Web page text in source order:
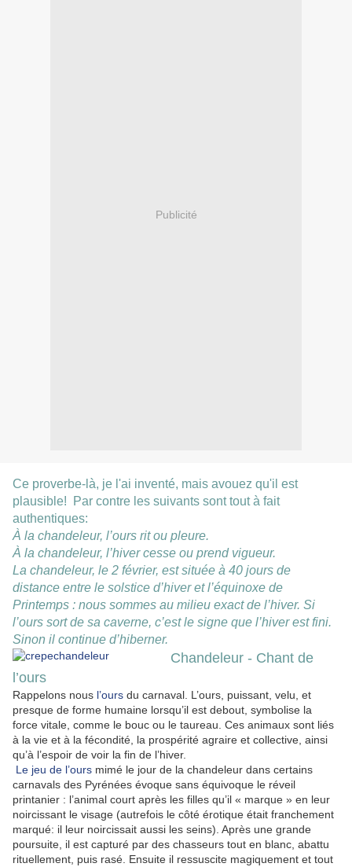
Publicité
Ce proverbe-là, je l'ai inventé, mais avouez qu'il est
plausible! Par contre les suivants sont tout à fait
authentiques:
À la chandeleur, l’ours rit ou pleure.
À la chandeleur, l’hiver cesse ou prend vigueur.
La chandeleur, le 2 février, est située à 40 jours de
distance entre le solstice d’hiver et l’équinoxe de
Printemps : nous sommes au milieu exact de l’hiver. Si
l’ours sort de sa caverne, c’est le signe que l’hiver est fini.
Sinon il continue d’hiberner.
Chandeleur - Chant de
l’ours
Rappelons nous l’ours du carnaval. L’ours, puissant, velu, et
presque de forme humaine lorsqu’il est debout, symbolise la
force vitale, comme le bouc ou le taureau. Ces animaux sont liés
à la vie et à la fécondité, la prospérité agraire et collective, ainsi
qu’à l’espoir de voir la fin de l’hiver.
Le jeu de l’ours mimé le jour de la chandeleur dans certains
carnavals des Pyrénées évoque sans équivoque le réveil
printanier : l’animal court après les filles qu’il « marque » en leur
noircissant le visage (autrefois le côté érotique était franchement
marqué: il leur noircissait aussi les seins). Après une grande
poursuite, il est capturé par des chasseurs tout en blanc, abattu
rituellement, puis rasé. Ensuite il ressuscite magiquement et tout